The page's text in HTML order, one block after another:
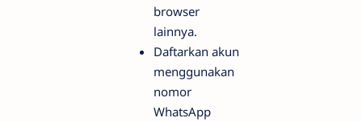
browser
lainnya.
Daftarkan akun
menggunakan
nomor
WhatsApp